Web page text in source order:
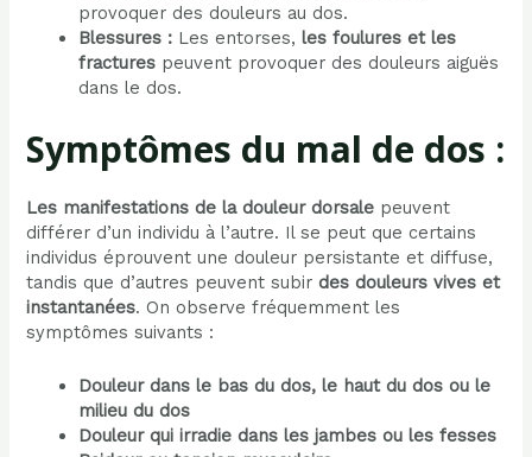
provoquer des douleurs au dos.
Blessures : Les entorses, les foulures et les
fractures peuvent provoquer des douleurs aiguës
dans le dos.
Symptômes du mal de dos :
Les manifestations de la douleur dorsale peuvent
différer d’un individu à l’autre. Il se peut que certains
individus éprouvent une douleur persistante et diffuse,
tandis que d’autres peuvent subirdes douleurs vives et
instantanées. On observe fréquemment les
symptômes suivants :
Douleur dans le bas du dos, le haut du dos ou le
milieu du dos
Douleur qui irradie dans les jambes ou les fesses